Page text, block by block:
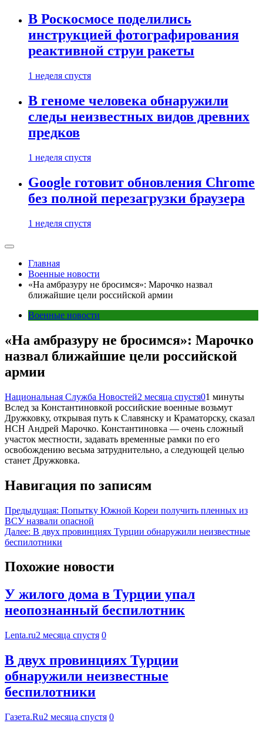
В Роскосмосе поделились
инструкцией фотографирования
реактивной струи ракеты
1 неделя спустя
В геноме человека обнаружили
следы неизвестных видов древних
предков
1 неделя спустя
Google готовит обновления Chrome
без полной перезагрузки браузера
1 неделя спустя
Главная
Военные новости
«На амбразуру не бросимся»: Марочко назвал
ближайшие цели российской армии
Военные новости
«На амбразуру не бросимся»: Марочко
назвал ближайшие цели российской
армии
Национальная Служба Новостей2 месяца спустя01 минуты
Вслед за Константиновкой российские военные возьмут
Дружковку, открывая путь к Славянску и Краматорску, сказал
НСН Андрей Марочко. Константиновка — очень сложный
участок местности, задавать временные рамки по его
освобождению весьма затруднительно, а следующей целью
станет Дружковка.
Навигация по записям
Предыдущая: Попытку Южной Кореи получить пленных из
ВСУ назвали опасной
Далее: В двух провинциях Турции обнаружили неизвестные
беспилотники
Похожие новости
У жилого дома в Турции упал
неопознанный беспилотник
Lenta.ru2 месяца спустя 0
В двух провинциях Турции
обнаружили неизвестные
беспилотники
Газета.Ru2 месяца спустя 0